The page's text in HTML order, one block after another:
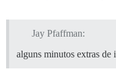
Jay Pfaffman:
alguns minutos extras de